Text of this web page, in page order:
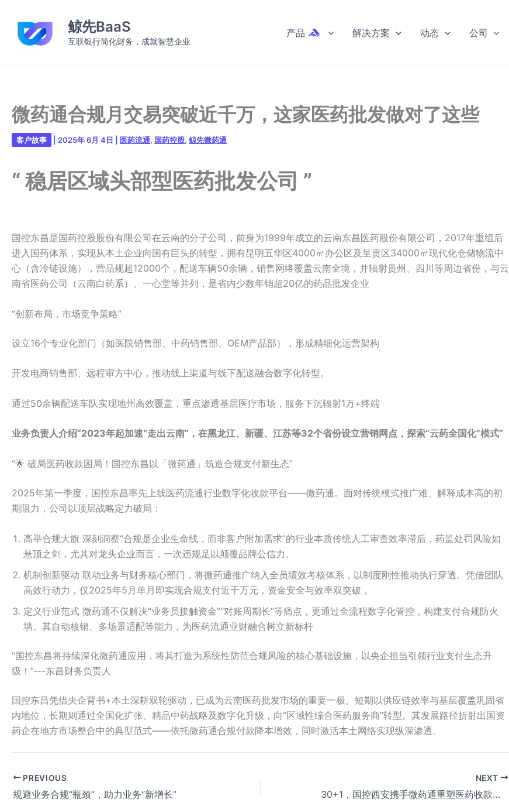
鲸先BaaS
互联银行简化财务，成就智慧企业
产品 解决方案 动态 公司
微药通合规月交易突破近千万，这家医药批发做对了这些
客户故事 2025年 6月 4日 医药流通, 国药控股, 鲸先微药通
“ 稳居区域头部型医药批发公司 ”
国控东昌是国药控股股份有限公司在云南的分子公司，前身为1999年成立的云南东昌医药股份有限公司，2017年重组后
进入国药体系，实现从本土企业向国有巨头的转型，拥有昆明五华区4000㎡办公区及呈贡区34000㎡现代化仓储物流中
心（含冷链设施），营品规超12000个，配送车辆50余辆，销售网络覆盖云南全境，并辐射贵州、四川等周边省份，与云
南省医药公司（云南白药系）、一心堂等并列，是省内少数年销超20亿的药品批发企业
“创新布局，市场竞争策略”
设立16个专业化部门（如医院销售部、中药销售部、OEM产品部），形成精细化运营架构
开发电商销售部、远程审方中心，推动线上渠道与线下配送融合数字化转型。
通过50余辆配送车队实现地州高效覆盖，重点渗透基层医疗市场，服务下沉辐射1万+终端
业务负责人介绍“2023年起加速“走出云南”，在黑龙江、新疆、江苏等32个省份设立营销网点，探索“云药全国化”模式”
“🌟 破局医药收款困局！国控东昌以「微药通」筑造合规支付新生态”
2025年第一季度，国控东昌率先上线医药流通行业数字化收款平台——微药通。面对传统模式推广难、解释成本高的初
期阻力，公司以顶层战略定力破局：
高举合规大旗 深刻洞察“合规是企业生命线，而非客户附加需求”的行业本质传统人工审查效率滞后，药监处罚风险如
悬顶之剑，尤其对龙头企业而言，一次违规足以颠覆品牌公信力。
机制创新驱动 联动业务与财务核心部门，将微药通推广纳入全员绩效考核体系，以制度刚性推动执行穿透。凭借团队
高效行动力，仅2025年5月单月即实现合规支付近千万元，资金安全与效率双突破，
定义行业范式 微药通不仅解决“业务员接触资金”“对账周期长”等痛点，更通过全流程数字化管控，构建支付合规防火
墙。其自动核销、多场景适配等能力，为医药流通业财融合树立新标杆
“国控东昌将持续深化微药通应用，将其打造为系统性防范合规风险的核心基础设施，以央企担当引领行业支付生态升
级！”---东昌财务负责人
国控东昌凭借央企背书+本土深耕双轮驱动，已成为云南医药批发市场的重要一极。短期以供应链效率与基层覆盖巩固省
内地位，长期则通过全国化扩张、精品中药战略及数字化升级，向“区域性综合医药服务商”转型。其发展路径折射出国资
药企在地方市场整合中的典型范式——依托微药通合规付款降本增效，同时激活本土网络实现纵深渗透。
PREVIOUS
规避业务合规“瓶颈”，助力业务“新增长”
NEXT
30+1，国控西安携手微药通重塑医药收款新生态